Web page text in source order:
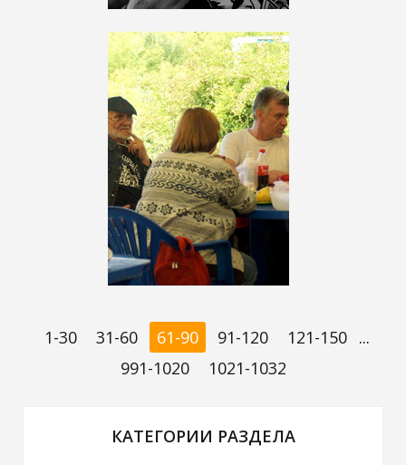
1-30 31-60 61-90 91-120 121-150
...
991-1020
1021-1032
КАТЕГОРИИ РАЗДЕЛА